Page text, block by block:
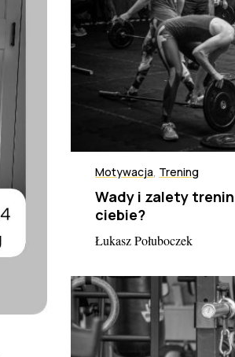
Motywacja, Trening
Wady i zalety
ciebie?
Łukasz Połuboczek